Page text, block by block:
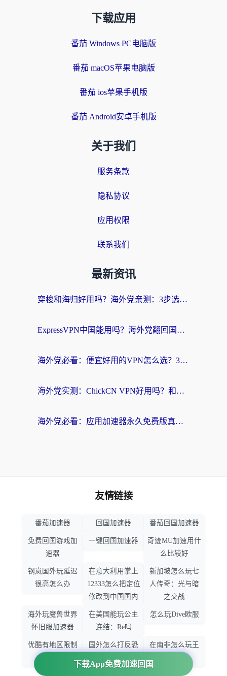
下载应用
番茄 Windows PC电脑版
番茄 macOS苹果电脑版
番茄 ios苹果手机版
番茄 Android安卓手机版
关于我们
服务条款
隐私协议
应用权限
联系我们
最新资讯
穿梭和海归好用吗？海外党亲测：3步选对回国加速器，无缝刷国内剧玩手游
ExpressVPN中国能用吗？海外党翻回国内的加速器选择指南（附番茄加速器实测）
海外党必看：便宜好用的VPN怎么选？3步解决回国访问难题+Steam改区技巧
海外党实测：ChickCN VPN好用吗？和OurPlay VPN对比哪个回国效果更好？附避坑指南
海外党必看：应用加速器永久免费版真的靠谱吗？教你选对回国加速器无缝刷国内资源
下载App免费加速回国
友情链接
番茄加速器 回国加速器 番茄回国加速器
免费回国游戏加
速器
一键回国加速器
奇迹MU加速用什
么比较好
钢岚国外玩延迟
很高怎么办
在意大利用掌上
12333怎么把定位
修改到中国国内
新加坡怎么玩七
人传奇：光与暗
之交战
海外玩魔兽世界
怀旧服加速器
在美国能玩公主
连结：Re吗
怎么玩Dive欧服
优酷有地区限制
国外怎么打反恐
精英：全球攻势
在南非怎么玩王